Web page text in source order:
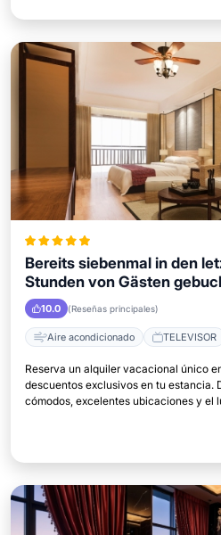
Bereits siebenmal in den
Stunden von Gästen
10.0 (Reseñas principales)
Aire acondicionado TELEVISOR
Reserva un alquiler vacacional único
descuentos exclusivos en tu estancia.
cómodos, excelentes ubicaciones y el